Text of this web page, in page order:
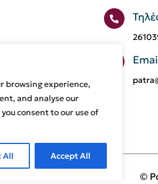
browsing experience,
and analyse our
consent to our use of
All Accept All
©